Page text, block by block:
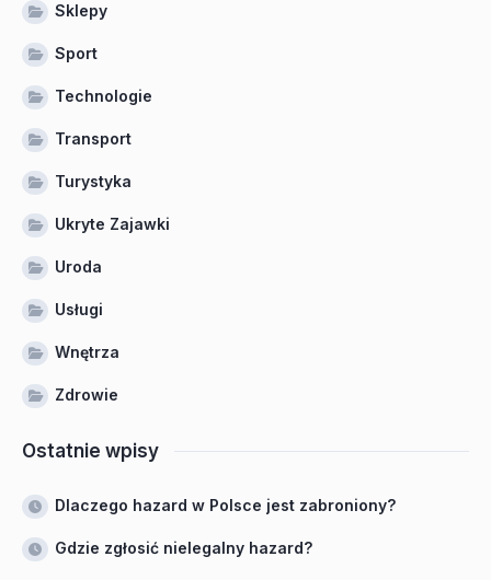
Sklepy
Sport
Technologie
Transport
Turystyka
Ukryte Zajawki
Uroda
Usługi
Wnętrza
Zdrowie
Ostatnie wpisy
Dlaczego hazard w Polsce jest zabroniony?
Gdzie zgłosić nielegalny hazard?